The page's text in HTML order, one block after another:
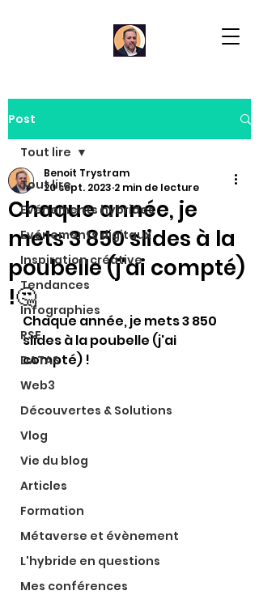
Post
Tout lire
Evénements hybrides
Evénements digitaux
Inspiration créative
Tendances
Infographies
RSE
DATAS
Web3
Découvertes & Solutions
Vlog
Vie du blog
Articles
Formation
Métaverse et évènement
L'hybride en questions
Mes conférences
Tout lire
Chaque année, je
mets 3 850 slides à la
poubelle (j'ai compté)
!🤔
Benoit Trystram
20 sept. 2023 2 min de lecture
Chaque année, je mets 3 850
slides à la poubelle (j'ai
compté) !